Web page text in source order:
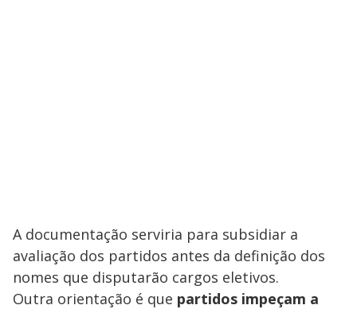
A documentação serviria para subsidiar a
avaliação dos partidos antes da definição dos
nomes que disputarão cargos eletivos.
Outra orientação é que partidos impeçam a